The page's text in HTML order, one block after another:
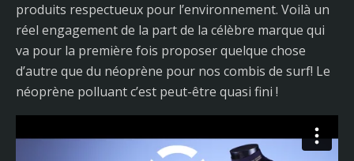
produits respectueux pour l’environnement. Voilà un
réel engagement de la part de la célèbre marque qui
va pour la première fois proposer quelque chose
d’autre que du néoprène pour nos combis de surf! Le
néoprène polluant c’est peut-être quasi fini !